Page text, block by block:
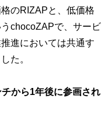
のRIZAPと、低価格
chocoZAPで、サービ
進においては共通す
た。
から1年後に参画され